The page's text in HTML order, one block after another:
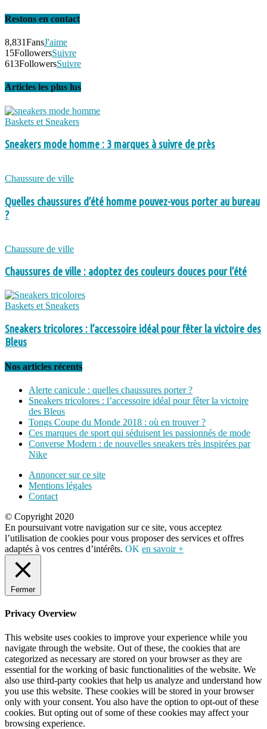
Restons en contact
8,831FansJ'aime
15FollowersSuivre
613FollowersSuivre
Articles les plus lus
Baskets et Sneakers
Sneakers mode homme : 3 marques à suivre de près
Chaussure de ville
Quelles chaussures d’été homme pouvez-vous porter au bureau
?
Chaussure de ville
Chaussures de ville : adoptez des couleurs douces pour l’été
Baskets et Sneakers
Sneakers tricolores : l’accessoire idéal pour fêter la victoire des
Bleus
Nos articles récents
Alerte canicule : quelles chaussures porter ?
Sneakers tricolores : l’accessoire idéal pour fêter la victoire
des Bleus
Tongs Coupe du Monde 2018 : où en trouver ?
Ces marques de sport qui séduisent les passionnés de mode
Converse Modern : de nouvelles sneakers très inspirées par
Nike
Annoncer sur ce site
Mentions légales
Contact
© Copyright 2020
En poursuivant votre navigation sur ce site, vous acceptez
l’utilisation de cookies pour vous proposer des services et offres
adaptés à vos centres d’intérêts. OK en savoir +
Fermer
Privacy Overview
This website uses cookies to improve your experience while you
navigate through the website. Out of these, the cookies that are
categorized as necessary are stored on your browser as they are
essential for the working of basic functionalities of the website. We
also use third-party cookies that help us analyze and understand how
you use this website. These cookies will be stored in your browser
only with your consent. You also have the option to opt-out of these
cookies. But opting out of some of these cookies may affect your
browsing experience.